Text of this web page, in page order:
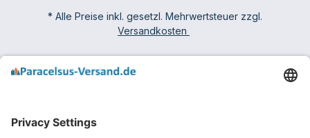
* Alle Preise inkl. gesetzl. Mehrwertsteuer zzgl.
Versandkosten
Datenschutzerklärung